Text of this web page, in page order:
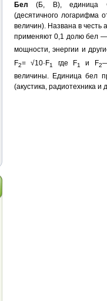
Бел (Б, В), единица СИ
(десятичного логарифма
величин). Названа в честь
применяют 0,1 долю бел
мощности, энергии и
F2= √10·F1 где F1 и F2
величины. Единица бел
(акустика, радиотехника и